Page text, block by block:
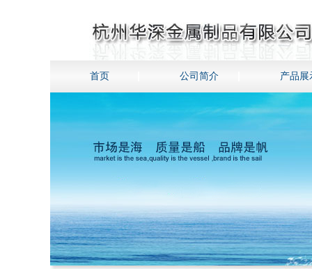
首页 公司简介 产品展